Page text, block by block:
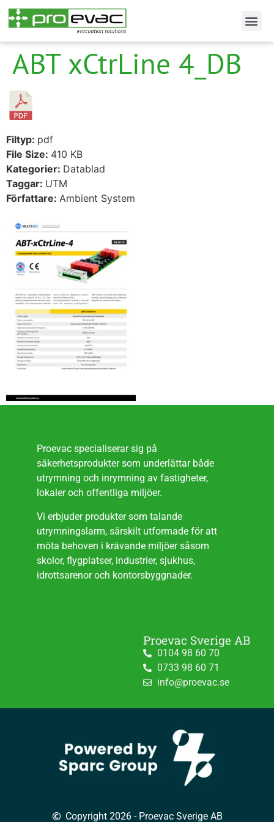
ABT xCtrLine 4_DB
Filtyp: pdf
File Size: 410 KB
Kategorier: Datablad
Taggar: UTM
Författare: Ambient System
Proevac specialiserar sig på
säkerhetsprodukter som underlättar både
utrymning och inrymning av fastigheter,
lokaler och offentliga miljöer.
Vi erbjuder produkter som talande
utrymningslarm, särskilt utformade för att
möta behoven i krävande miljöer såsom
skolor, flygplatser, industrier, sjukhus,
idrottsarenor och kontorsbyggnader.
Proevac Sverige AB
0104 98 60 70
0733 98 60 71
info@proevac.se
Copyright 2026 - Proevac Sverige AB